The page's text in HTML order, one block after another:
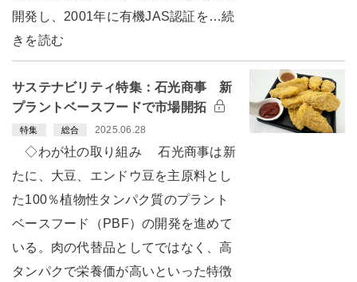
開発し、2001年に有機JAS認証を…続
きを読む
サステナビリティ特集：石光商事 新
プラントベースフードで市場開拓
特集 総合 2025.06.28
◇わが社の取り組み 石光商事は新
たに、大豆、エンドウ豆を主原料とし
た100％植物性タンパク質のプラント
ベースフード（PBF）の開発を進めて
いる。肉の代替品としてではなく、高
タンパクで栄養価が高いといった特徴